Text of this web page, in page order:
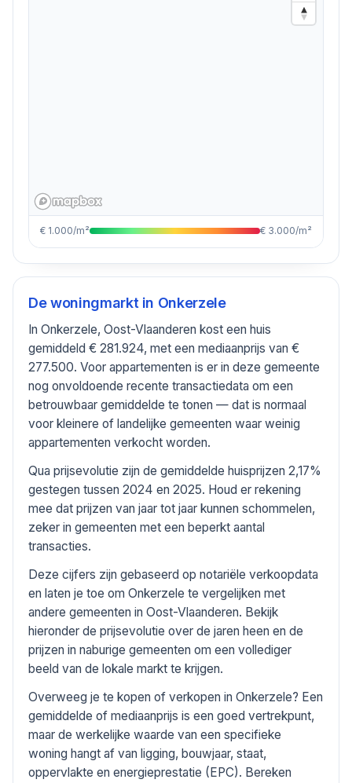
€ 1.000/m² € 3.000/m²
De woningmarkt in Onkerzele
In Onkerzele, Oost-Vlaanderen kost een huis
gemiddeld € 281.924, met een mediaanprijs van €
277.500. Voor appartementen is er in deze gemeente
nog onvoldoende recente transactiedata om een
betrouwbaar gemiddelde te tonen — dat is normaal
voor kleinere of landelijke gemeenten waar weinig
appartementen verkocht worden.
Qua prijsevolutie zijn de gemiddelde huisprijzen 2,17%
gestegen tussen 2024 en 2025. Houd er rekening
mee dat prijzen van jaar tot jaar kunnen schommelen,
zeker in gemeenten met een beperkt aantal
transacties.
Deze cijfers zijn gebaseerd op notariële verkoopdata
en laten je toe om Onkerzele te vergelijken met
andere gemeenten in Oost-Vlaanderen. Bekijk
hieronder de prijsevolutie over de jaren heen en de
prijzen in naburige gemeenten om een vollediger
beeld van de lokale markt te krijgen.
Overweeg je te kopen of verkopen in Onkerzele? Een
gemiddelde of mediaanprijs is een goed vertrekpunt,
maar de werkelijke waarde van een specifieke
woning hangt af van ligging, bouwjaar, staat,
oppervlakte en energieprestatie (EPC). Bereken